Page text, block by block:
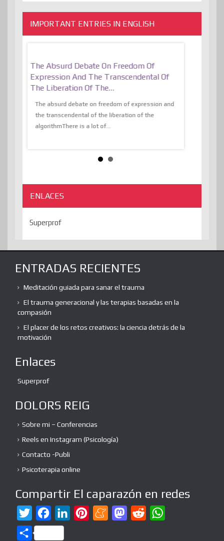
IMPORTANT ENTRIES IN ENGLISH
The Absurd Debate On Freedom Of
Expression And The Transcendental Of
The Liberation Of The…
The absurd debate on freedom of expression and
the transcendental of the liberation of the
algorithmThere is a lot of...
ENLACES
Superprof
ENTRADAS RECIENTES
Meditación guiada para sanar el trauma
El trauma generacional y las terapias basadas en la
compasión
El placer de los retos creativos: la ciencia detrás de la
motivación
Enlaces
Superprof
DOLORS REIG
Sobre mi – Conferencias
Reels en Instagram (Psicología)
Contacto -Publi
Psicoterapia online
Compartir El caparazón en redes
w
a
M
M
C